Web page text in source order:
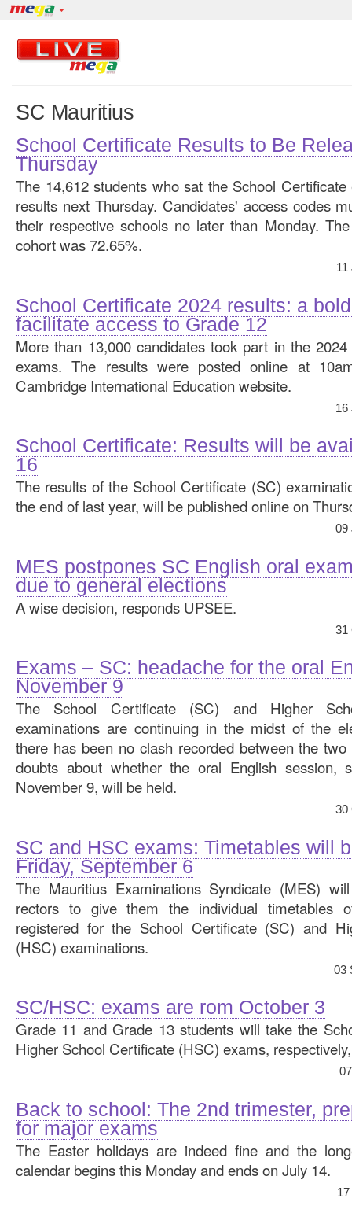
SC Mauritius
School Certificate Results to Be
Thursday
The 14,612 students who sat the School
results next Thursday. Candidates' access codes
their respective schools no later than Monday.
cohort was 72.65%.
School Certificate 2024 results: a
facilitate access to Grade 12
More than 13,000 candidates took part in the
exams. The results were posted online at
Cambridge International Education website.
16
School Certificate: Results will be
16
The results of the School Certificate (SC)
the end of last year, will be published online on
09
MES postpones SC English oral
due to general elections
A wise decision, responds UPSEE.
31
Exams – SC: headache for the oral
November 9
The School Certificate (SC) and Higher
examinations are continuing in the midst of the
there has been no clash recorded between the
doubts about whether the oral English session,
November 9, will be held.
30
SC and HSC exams: Timetables will
Friday, September 6
The Mauritius Examinations Syndicate (MES)
rectors to give them the individual timetables
registered for the School Certificate (SC) and
(HSC) examinations.
03
SC/HSC: exams are rom October 3
Grade 11 and Grade 13 students will take the
Higher School Certificate (HSC) exams,
Back to school: The 2nd trimester,
for major exams
The Easter holidays are indeed fine and the
calendar begins this Monday and ends on July 14.